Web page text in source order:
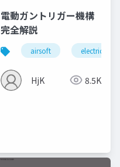
電動ガントリガー機構
完全解説
airsoft electric gun
HjK 8.5K